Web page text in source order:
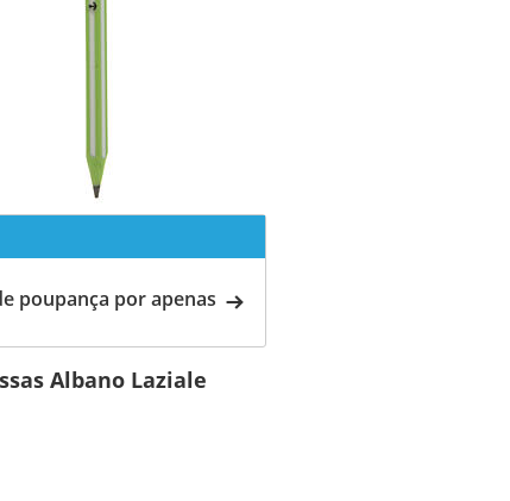
poupança por apenas
Albano Laziale